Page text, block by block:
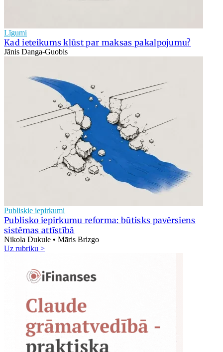
Līgumi
Kad ieteikums kļūst par maksas pakalpojumu?
Jānis Danga-Guobis
Publiskie iepirkumi
Publisko iepirkumu reforma: būtisks pavērsiens
sistēmas attīstībā
Nikola Dukule • Māris Brizgo
Uz rubriku >